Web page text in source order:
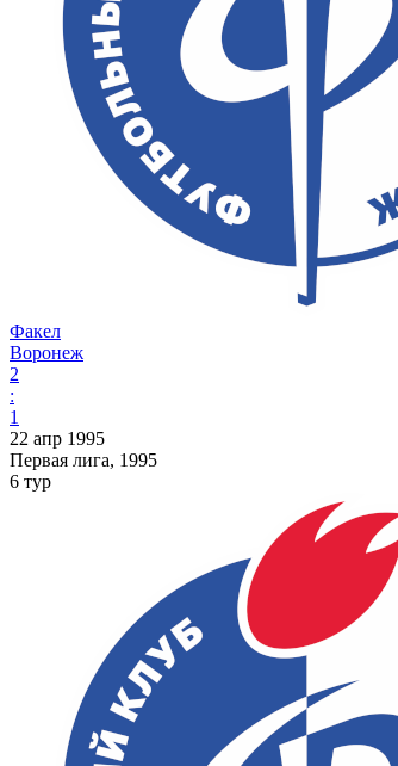
Факел
Воронеж
2
:
1
22 апр 1995
Первая лига, 1995
6 тур